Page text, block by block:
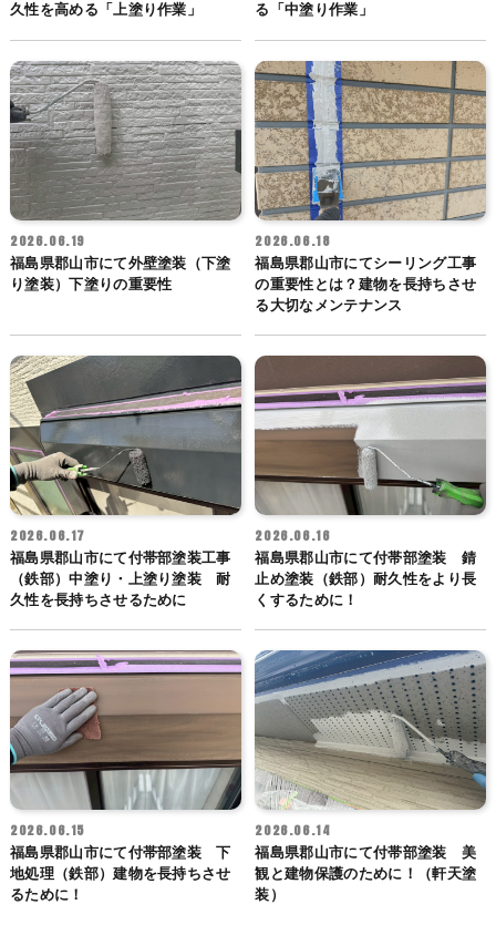
久性を高める「上塗り作業」
る「中塗り作業」
2026.06.19
福島県郡山市にて外壁塗装（下塗
り塗装）下塗りの重要性
2026.06.18
福島県郡山市にてシーリング工事
の重要性とは？建物を長持ちさせ
る大切なメンテナンス
2026.06.17
福島県郡山市にて付帯部塗装工事
（鉄部）中塗り・上塗り塗装 耐
久性を長持ちさせるために
2026.06.16
福島県郡山市にて付帯部塗装 錆
止め塗装（鉄部）耐久性をより長
くするために！
2026.06.15
福島県郡山市にて付帯部塗装 下
地処理（鉄部）建物を長持ちさせ
るために！
2026.06.14
福島県郡山市にて付帯部塗装 美
観と建物保護のために！（軒天塗
装）